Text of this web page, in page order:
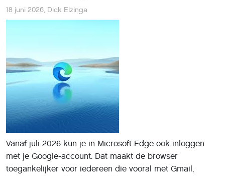
18 juni 2026, Dick Elzinga
Vanaf juli 2026 kun je in Microsoft Edge ook inloggen
met je Google‑account. Dat maakt de browser
toegankelijker voor iedereen die vooral met Gmail,